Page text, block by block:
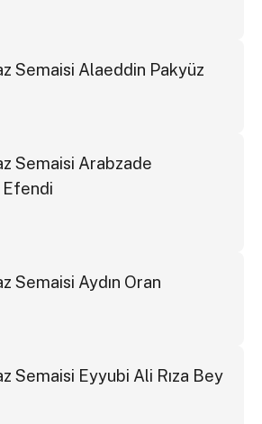
Semaisi Alaeddin Pakyüz
Semaisi Arabzade
Semaisi Aydın Oran
Semaisi Eyyubi Ali Rıza Bey